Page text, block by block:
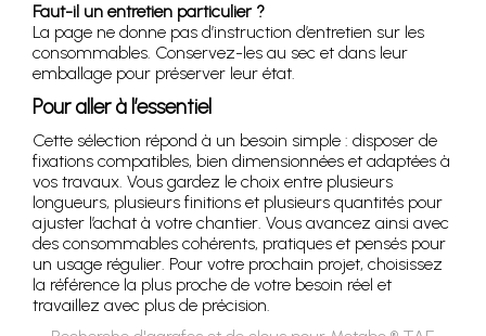
Faut-il un entretien particulier ?
La page ne donne pas d’instruction d’entretien sur les
consommables. Conservez-les au sec et dans leur
emballage pour préserver leur état.
Pour aller à l’essentiel
Cette sélection répond à un besoin simple : disposer de
fixations compatibles, bien dimensionnées et adaptées à
vos travaux. Vous gardez le choix entre plusieurs
longueurs, plusieurs finitions et plusieurs quantités pour
ajuster l’achat à votre chantier. Vous avancez ainsi avec
des consommables cohérents, pratiques et pensés pour
un usage régulier. Pour votre prochain projet, choisissez
la référence la plus proche de votre besoin réel et
travaillez avec plus de précision.